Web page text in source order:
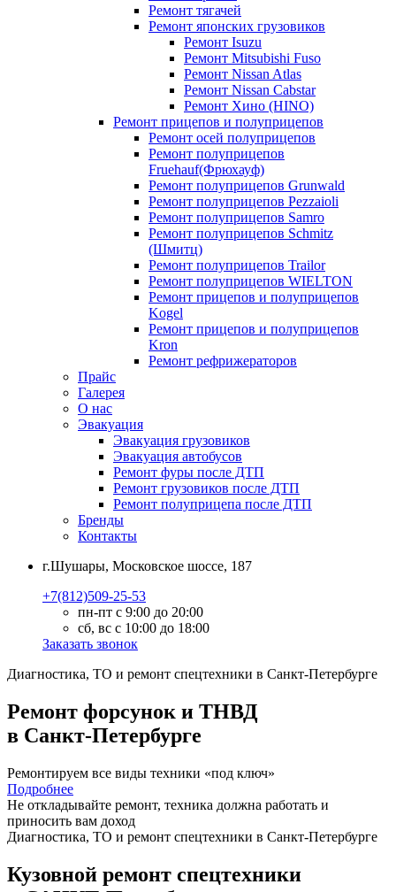
Ремонт тягачей
Ремонт японских грузовиков
Ремонт Isuzu
Ремонт Mitsubishi Fuso
Ремонт Nissan Atlas
Ремонт Nissan Cabstar
Ремонт Хино (HINO)
Ремонт прицепов и полуприцепов
Ремонт осей полуприцепов
Ремонт полуприцепов
Fruehauf(Фрюхауф)
Ремонт полуприцепов Grunwald
Ремонт полуприцепов Pezzaioli
Ремонт полуприцепов Samro
Ремонт полуприцепов Schmitz
(Шмитц)
Ремонт полуприцепов Trailor
Ремонт полуприцепов WIELTON
Ремонт прицепов и полуприцепов
Kogel
Ремонт прицепов и полуприцепов
Kron
Ремонт рефрижераторов
Прайс
Галерея
О нас
Эвакуация
Эвакуация грузовиков
Эвакуация автобусов
Ремонт фуры после ДТП
Ремонт грузовиков после ДТП
Ремонт полуприцепа после ДТП
Бренды
Контакты
г.Шушары, Московское шоссе, 187
+7(812)509-25-53
пн-пт с 9:00 до 20:00
сб, вс с 10:00 до 18:00
Заказать звонок
Диагностика, ТО и ремонт спецтехники в Санкт-Петербурге
Ремонт форсунок и ТНВД
в Санкт-Петербурге
Ремонтируем все виды техники «под ключ»
Подробнее
Не откладывайте ремонт, техника должна работать и
приносить вам доход
Диагностика, ТО и ремонт спецтехники в Санкт-Петербурге
Кузовной ремонт спецтехники